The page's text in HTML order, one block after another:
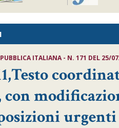
ITALIANA - N. 171 DEL 25/